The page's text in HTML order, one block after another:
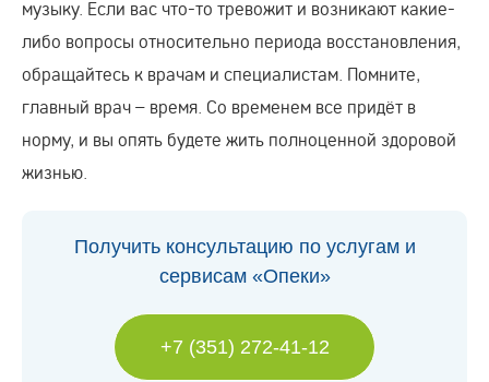
музыку. Если вас что-то тревожит и возникают какие-
либо вопросы относительно периода восстановления,
обращайтесь к врачам и специалистам. Помните,
главный врач – время. Со временем все придёт в
норму, и вы опять будете жить полноценной здоровой
жизнью.
Получить консультацию по услугам и
сервисам «Опеки»
+7 (351) 272-41-12